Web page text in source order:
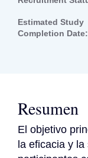
Estimated Study
Completion Date:
Resumen
El objetivo
la eficacia y